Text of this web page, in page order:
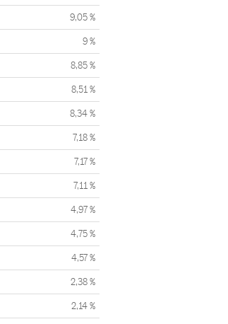
9,05 %
9 %
8,85 %
8,51 %
8,34 %
7,18 %
7,17 %
7,11 %
4,97 %
4,75 %
4,57 %
2,38 %
2,14 %